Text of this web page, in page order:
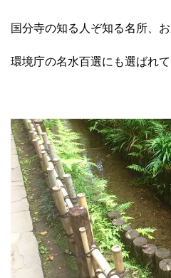
国分寺の知る人ぞ知る名所、
環境庁の名水百選にも選ばれて